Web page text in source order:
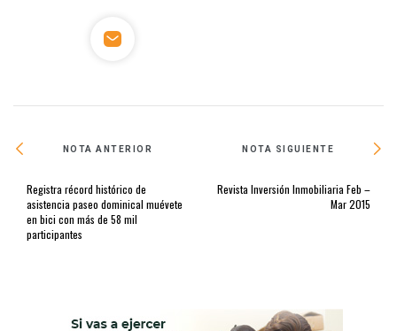
NOTA ANTERIOR
Registra récord histórico de
asistencia paseo dominical muévete
en bici con más de 58 mil
participantes
NOTA SIGUIENTE
Revista Inversión Inmobiliaria Feb –
Mar 2015